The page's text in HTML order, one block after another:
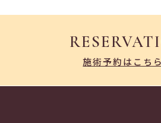
施術予約はこち